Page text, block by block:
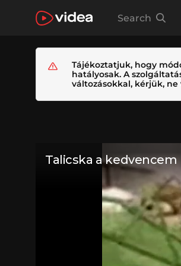
Search
Tájékoztatjuk, hogy
hatályosak. A
változásokkal, kérjük,